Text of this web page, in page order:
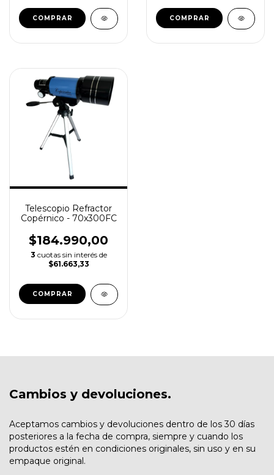
Telescopio Refractor
Copérnico - 70x300FC
$184.990,00
3 cuotas sin interés de
$61.663,33
Cambios y devoluciones.
Aceptamos cambios y devoluciones dentro de los 30 días
posteriores a la fecha de compra, siempre y cuando los
productos estén en condiciones originales, sin uso y en su
empaque original.